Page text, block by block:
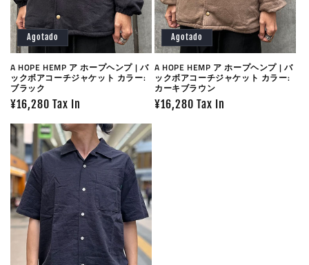
Agotado
A HOPE HEMP ア ホープヘンプ | バ
ックボアコーチジャケット カラー:
ブラック
Precio
¥16,280 Tax In
Agotado
A HOPE HEMP ア ホープヘンプ | バ
ックボアコーチジャケット カラー:
カーキブラウン
Precio
¥16,280 Tax In